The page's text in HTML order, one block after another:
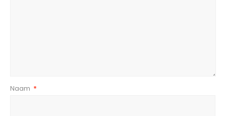
Naam *